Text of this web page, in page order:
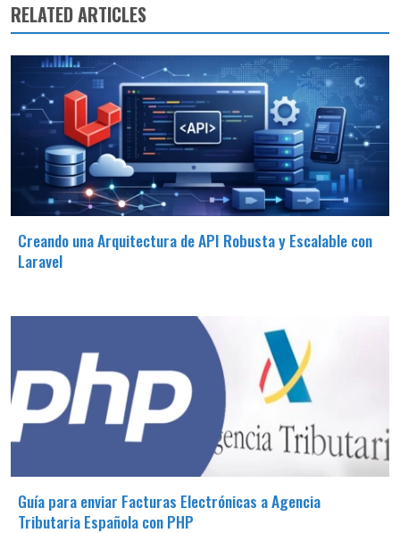
RELATED ARTICLES
Creando una Arquitectura de API Robusta y Escalable con
Laravel
Guía para enviar Facturas Electrónicas a Agencia
Tributaria Española con PHP